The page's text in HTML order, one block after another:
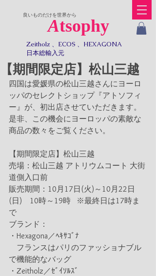
Atsophy
​良いものだけを世界から
Zeitholz 、ECOS 、HEXAGONA
日本総輸入元​​
【期間限定店】松山三越
四国は愛媛県の松山三越さんにヨーロ
ッパのセレクトショップ『アトソフィ
ー』が、初出店させていただきます。
是非、この機会にヨーロッパの素敵な
商品の数々をご覧ください。
【期間限定店】松山三越
売場：松山三越 アトリウムコート 大街
道側入口前
販売期間：10月17日(火)～10月22日
(日)　10時～19時   ※最終日は17時ま
で
ブランド：
・Hexagona／ﾍｷｻｺﾞﾅ
フランスはパリのファッショナブル
で機能的なバッグ
・Zeitholz／ｾﾞｲｿﾙｽﾞ